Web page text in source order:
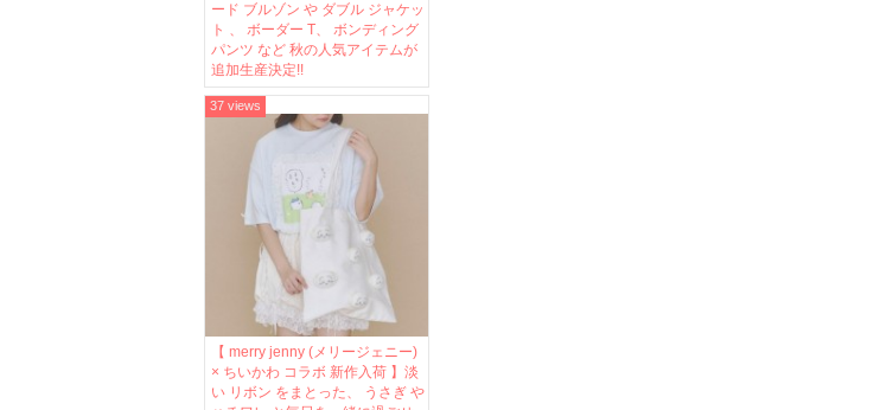
ード ブルゾン や ダブル ジャケッ
ト 、 ボーダー T、 ボンディング
パンツ など 秋の人気アイテムが
追加生産決定!!
【 merry jenny (メリージェニー)
× ちいかわ コラボ 新作入荷 】淡
い リボン をまとった、 うさぎ や
37 views